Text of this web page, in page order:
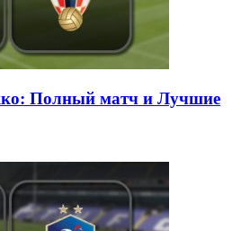
Полный матч и Лучшие